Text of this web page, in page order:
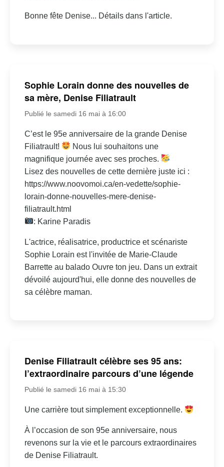
Bonne fête Denise... Détails dans l'article.
Sophie Lorain donne des nouvelles de
sa mère, Denise Filiatrault
Publié le samedi 16 mai à 16:00
C’est le 95e anniversaire de la grande Denise
Filiatrault!
Nous lui souhaitons une
magnifique journée avec ses proches.
Lisez des nouvelles de cette dernière juste ici :
https://www.noovomoi.ca/en-vedette/sophie-
lorain-donne-nouvelles-mere-denise-
filiatrault.html
: Karine Paradis
L'actrice, réalisatrice, productrice et scénariste
Sophie Lorain est l'invitée de Marie-Claude
Barrette au balado Ouvre ton jeu. Dans un extrait
dévoilé aujourd'hui, elle donne des nouvelles de
sa célèbre maman.
Denise Filiatrault célèbre ses 95 ans:
l’extraordinaire parcours d’une légende
Publié le samedi 16 mai à 15:30
Une carrière tout simplement exceptionnelle.
À l’occasion de son 95e anniversaire, nous
revenons sur la vie et le parcours extraordinaires
de Denise Filiatrault.